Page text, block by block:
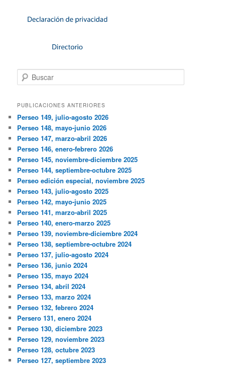
Buscar
PUBLICACIONES ANTERIORES
Perseo 149, julio-agosto 2026
Perseo 148, mayo-junio 2026
Perseo 147, marzo-abril 2026
Perseo 146, enero-febrero 2026
Perseo 145, noviembre-diciembre 2025
Perseo 144, septiembre-octubre 2025
Perseo edición especial, noviembre 2025
Perseo 143, julio-agosto 2025
Perseo 142, mayo-junio 2025
Perseo 141, marzo-abril 2025
Perseo 140, enero-marzo 2025
Perseo 139, noviembre-diciembre 2024
Perseo 138, septiembre-octubre 2024
Perseo 137, julio-agosto 2024
Perseo 136, junio 2024
Perseo 135, mayo 2024
Perseo 134, abril 2024
Perseo 133, marzo 2024
Perseo 132, febrero 2024
Persero 131, enero 2024
Perseo 130, diciembre 2023
Perseo 129, noviembre 2023
Perseo 128, octubre 2023
Perseo 127, septiembre 2023